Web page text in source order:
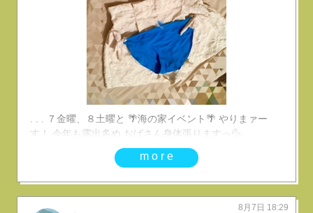
. . . ７金曜、８土曜と 🌴海の家イベント🌴 やりまァー
す！ 今年も露出多め おばさん身体張りますっ💦 . . .
more
8月7日 18:29